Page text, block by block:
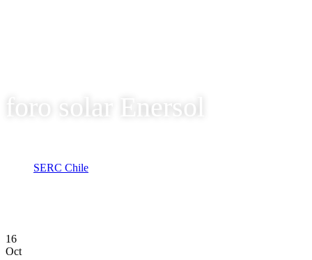
foro solar Enersol
SERC Chile
16
Oct